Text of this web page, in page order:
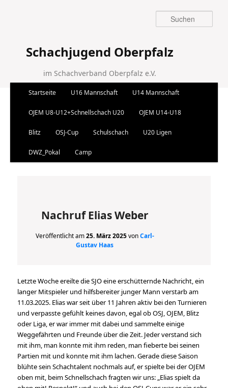
Schachjugend Oberpfalz
im Schachverband Oberpfalz e.V.
Suchen
Zum Inhalt wechseln
Zum sekundären Inhalt wechseln
Startseite U16 Mannschaft U14 Mannschaft
OJEM U8-U12+Schnellschach U20 OJEM U14-U18
Blitz OSJ-Cup Schulschach U20 Ligen
DWZ_Pokal Camp
Nachruf Elias Weber
Veröffentlicht am25. März 2025 vonCarl-
Gustav Haas
Letzte Woche ereilte die SJO eine erschütternde Nachricht, ein
langer Mitspieler und hilfsbereiter junger Mann verstarb am
11.03.2025. Elias war seit über 11 Jahren aktiv bei den Turnieren
und verpasste gefühlt keines davon, egal ob OSJ, OJEM, Blitz
oder Liga, er war immer mit dabei und sammelte einige
Weggefährten und Freunde über die Zeit. Jeder verstand sich
mit ihm, man konnte mit ihm reden, man fieberte bei seinen
Partien mit und konnte mit ihm lachen. Gerade diese Saison
blühte sein Schachtalent nochmals auf, er spielte bei der OJEM
oben mit, beim Schnellschach fragten wir uns: „Elias spielt da